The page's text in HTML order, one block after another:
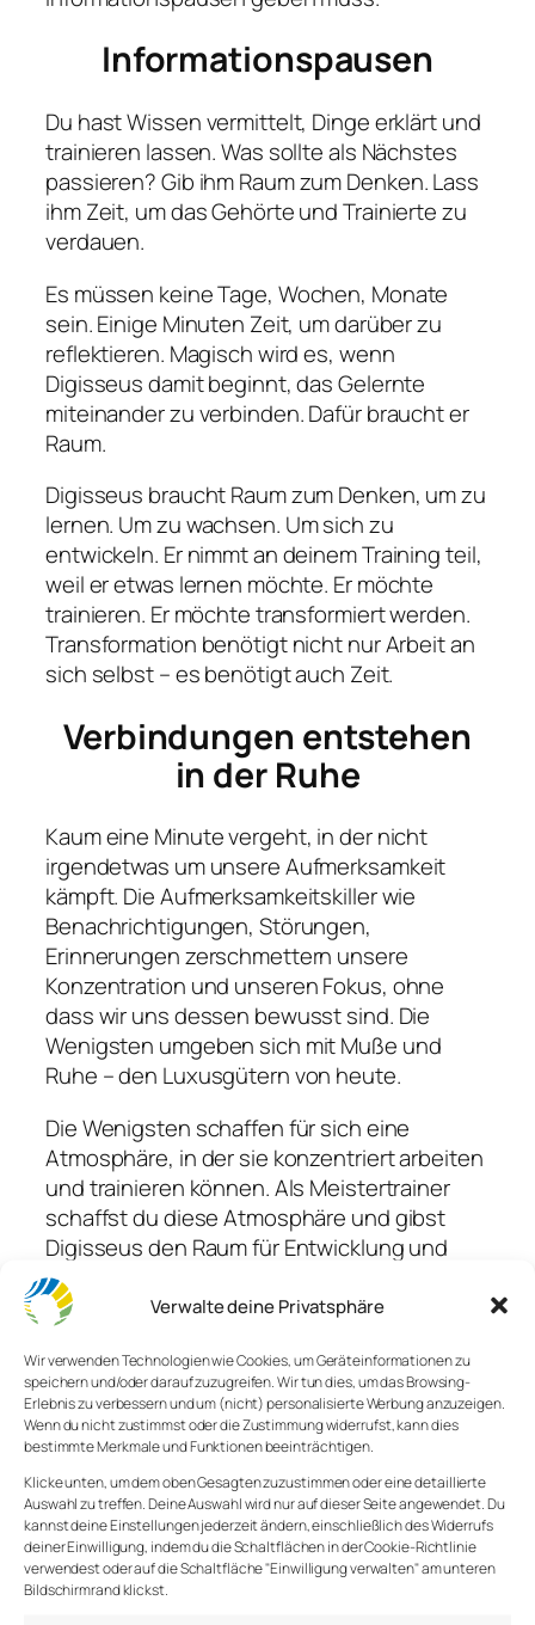
Verwalte deine Privatsphäre
Wir verwenden Technologien wie Cookies, um Geräteinformationen zu
speichern und/oder darauf zuzugreifen. Wir tun dies, um das Browsing-
Erlebnis zu verbessern und um (nicht) personalisierte Werbung anzuzeigen.
Wenn du nicht zustimmst oder die Zustimmung widerrufst, kann dies
bestimmte Merkmale und Funktionen beeinträchtigen.
Klicke unten, um dem oben Gesagten zuzustimmen oder eine detaillierte
Auswahl zu treffen. Deine Auswahl wird nur auf dieser Seite angewendet. Du
kannst deine Einstellungen jederzeit ändern, einschließlich des Widerrufs
deiner Einwilligung, indem du die Schaltflächen in der Cookie-Richtlinie
verwendest oder auf die Schaltfläche "Einwilligung verwalten" am unteren
Bildschirmrand klickst.
Informationspausen
Du hast Wissen vermittelt, Dinge erklärt und
trainieren lassen. Was sollte als Nächstes
passieren? Gib ihm Raum zum Denken. Lass
ihm Zeit, um das Gehörte und Trainierte zu
verdauen.
Es müssen keine Tage, Wochen, Monate
sein. Einige Minuten Zeit, um darüber zu
reflektieren. Magisch wird es, wenn
Digisseus damit beginnt, das Gelernte
miteinander zu verbinden. Dafür braucht er
Raum.
Digisseus braucht Raum zum Denken, um zu
lernen. Um zu wachsen. Um sich zu
entwickeln. Er nimmt an deinem Training teil,
weil er etwas lernen möchte. Er möchte
trainieren. Er möchte transformiert werden.
Transformation benötigt nicht nur Arbeit an
sich selbst – es benötigt auch Zeit.
Verbindungen entstehen
in der Ruhe
Kaum eine Minute vergeht, in der nicht
irgendetwas um unsere Aufmerksamkeit
kämpft. Die Aufmerksamkeitskiller wie
Benachrichtigungen, Störungen,
Erinnerungen zerschmettern unsere
Konzentration und unseren Fokus, ohne
dass wir uns dessen bewusst sind. Die
Wenigsten umgeben sich mit Muße und
Ruhe – den Luxusgütern von heute.
Die Wenigsten schaffen für sich eine
Atmosphäre, in der sie konzentriert arbeiten
und trainieren können. Als Meistertrainer
schaffst du diese Atmosphäre und gibst
Digisseus den Raum für Entwicklung und
Reflexion.
Erst in der Ruhe entstehen neue
Verbindungen. Erst in der Stille gedeihen
neue Pflanzen und Lebewesen. Ein
chaotischer Sturm sorgt für die Mischung
der Samen, doch erst in der Ruhe beginnen
die Keime zu wachsen.
Unter der Oberfläche
Zu wenig wird der Zustand geschätzt, in